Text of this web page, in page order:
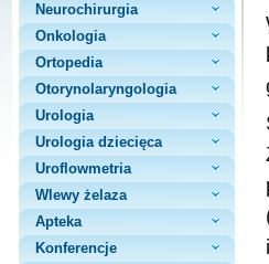
Neurochirurgia
Onkologia
Ortopedia
Otorynolaryngologia
Urologia
Urologia dziecięca
Uroflowmetria
Wlewy żelaza
Apteka
Konferencje